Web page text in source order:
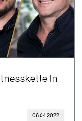
In
06.04.2022